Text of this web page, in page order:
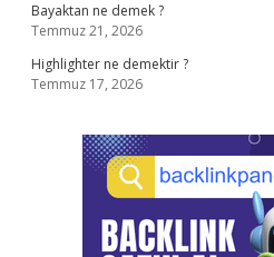
Bayaktan ne demek ?
Temmuz 21, 2026
Highlighter ne demektir ?
Temmuz 17, 2026